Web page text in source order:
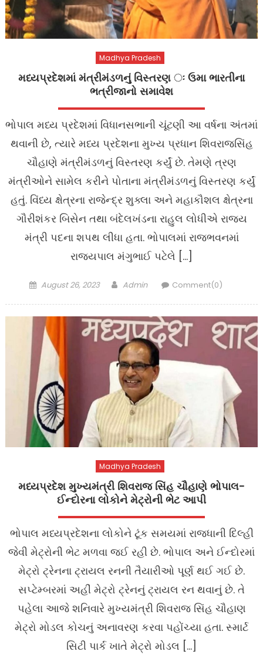
Madhya Pradesh
મધ્યપ્રદેશમાં મંત્રીમંડળનું વિસ્તરણ ઃ ઉમા ભારતીના
ભત્રીજાનો સમાવેશ
ભોપાલ મધ્ય પ્રદેશમાં વિધાનસભાની ચૂંટણી આ વર્ષના અંતમાં
થવાની છે, ત્યારે મધ્ય પ્રદેશના મુખ્ય પ્રધાન શિવરાજસિંહ
ચૌહાણે મંત્રીમંડળનું વિસ્તરણ કર્યું છે. તેમણે ત્રણ
મંત્રીઓને સામેલ કરીને પોતાના મંત્રીમંડળનું વિસ્તરણ કર્યું
હતું. વિંધ્ય ક્ષેત્રના રાજેન્દ્ર શુક્લા અને મહાકૌશલ ક્ષેત્રના
ગૌરીશંકર બિસેન તથા બંદેલખંડના રાહુલ લોધીએ રાજ્ય
મંત્રી પદના શપથ લીધા હતા. ભોપાલમાં રાજભવનમાં
રાજ્યપાલ મંગુભાઈ પટેલે […]
Posted
August 26, 2023 Author
Admin Comment(0)
Madhya Pradesh
મધ્યપ્રદેશ મુખ્યમંત્રી શિવરાજ સિંહ ચૌહાણે ભોપાલ-
ઈન્દોરના લોકોને મેટ્રોની ભેટ આપી
ભોપાલ મધ્યપ્રદેશના લોકોને ટૂંક સમયમાં રાજધાની દિલ્હી
જેવી મેટ્રોની ભેટ મળવા જઈ રહી છે. ભોપાલ અને ઈન્દોરમાં
મેટ્રો ટ્રેનના ટ્રાયલ રનની તૈયારીઓ પૂર્ણ થઈ ગઈ છે.
સપ્ટેમ્બરમાં અહીં મેટ્રો ટ્રેનનું ટ્રાયલ રન થવાનું છે. તે
પહેલા આજે શનિવારે મુખ્યમંત્રી શિવરાજ સિંહ ચૌહાણ
મેટ્રો મોડલ કોચનું અનાવરણ કરવા પહોંચ્યા હતા. સ્માર્ટ
સિટી પાર્ક ખાતે મેટ્રો મોડલ […]